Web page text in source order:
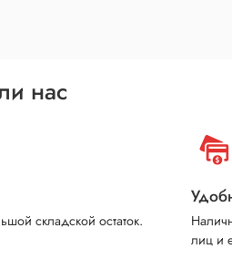
нас
складской остаток.
лиц и